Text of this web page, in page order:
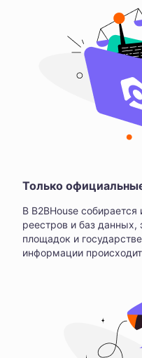
Только
В B2BHouse
реестров и баз данных,
площадок и
информации